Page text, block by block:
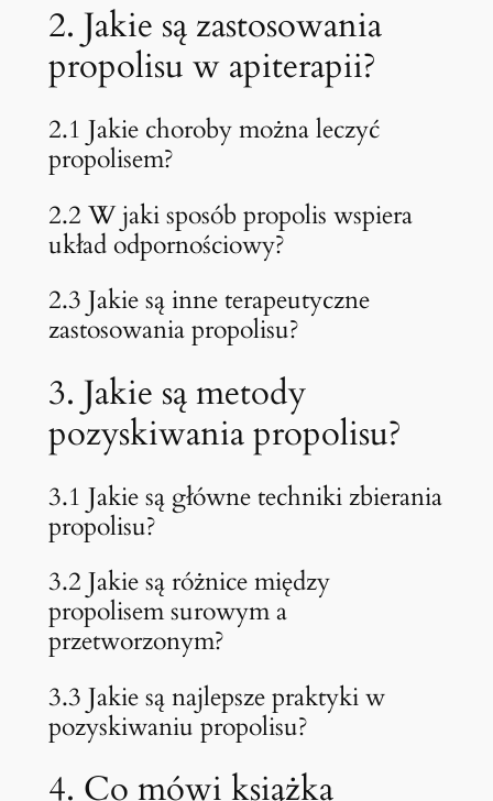
2. Jakie są zastosowania
propolisu w apiterapii?
2.1 Jakie choroby można leczyć
propolisem?
2.2 W jaki sposób propolis wspiera
układ odpornościowy?
2.3 Jakie są inne terapeutyczne
zastosowania propolisu?
3. Jakie są metody
pozyskiwania propolisu?
3.1 Jakie są główne techniki zbierania
propolisu?
3.2 Jakie są różnice między
propolisem surowym a
przetworzonym?
3.3 Jakie są najlepsze praktyki w
pozyskiwaniu propolisu?
4. Co mówi książka